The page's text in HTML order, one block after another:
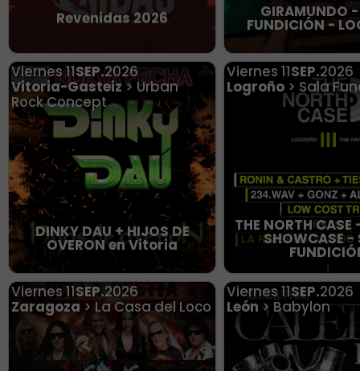
Revenidas 2026 GIRAMUNDO
FUNDICIÓN -
Viernes11SEP.2026
Vitoria-Gasteiz > Urban
Rock Concept
DINKY DAU + HIJOS DE
OVERON en Vitoria
Viernes 11SEP.2026
Logroño> Sala
THE NORTH CASE
SHOWCASE -
Viernes 11SEP.2026
Zaragoza > La Casa del Loco
Viernes 11SEP.2026
León > Babylon